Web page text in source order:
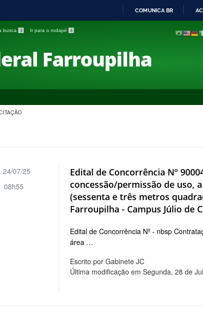
PARA
COMUNICA BR
busca 3 Ir para o rodapé 4
Farroupilha
Edital de Concorrência Nº
concessão/permissão de uso,
(sessenta e três metros
Farroupilha - Campus Júlio de
Edital de Concorrência Nº - nbsp
área …
Escrito por Gabinete JC
Última modificação em Segunda, 28 de
24/07/25
08h55